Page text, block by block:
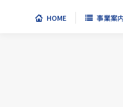
HOME 事業案